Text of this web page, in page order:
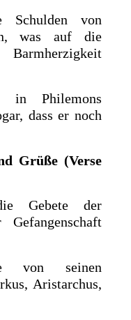
Schulden von
was auf die
in Philemons
dass er noch
Grüße (Verse
Gebete der
von seinen
Aristarchus,